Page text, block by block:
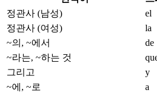
정관사 (남성)
el
정관사 (여성)
la
~의, ~에서
de
~라는, ~하는 것
그리고
y
~에, ~로
a